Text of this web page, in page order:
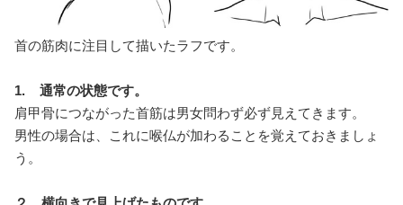
首の筋肉に注目して描いたラフです。
1. 通常の状態です。
肩甲骨につながった首筋は男女問わず必ず見えてきます。
男性の場合は、これに喉仏が加わることを覚えておきましょ
う。